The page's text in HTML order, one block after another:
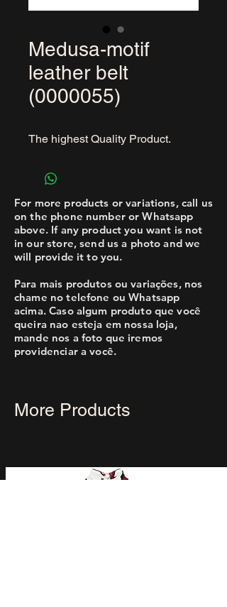
Medusa-motif
leather belt
(0000055)
The highest Quality Product.
For more products or variations, call us
on the phone number or Whatsapp
above. If any product you want is not
in our store, send us a photo and we
will provide it to you.
Para mais produtos ou variações, nos
chame no telefone ou Whatsapp
acima. Caso algum produto que você
queira nao esteja em nossa loja,
mande nos a foto que iremos
providenciar a você.
More Products